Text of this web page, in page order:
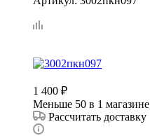
1 400 ₽
Меньше 50 в 1 магазине
Рассчитать доставку